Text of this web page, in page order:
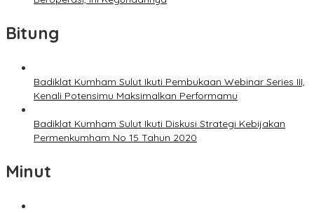
Bitung
Badiklat Kumham Sulut Ikuti Pembukaan Webinar Series III,
Kenali Potensimu Maksimalkan Performamu
Badiklat Kumham Sulut Ikuti Diskusi Strategi Kebijakan
Permenkumham No 15 Tahun 2020
Minut